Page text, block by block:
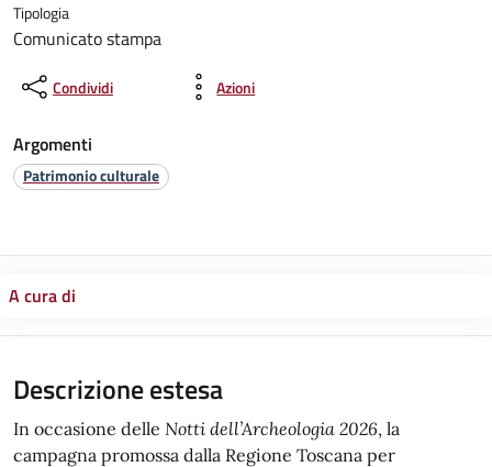
Tipologia
Comunicato stampa
Condividi Azioni
Argomenti
Patrimonio culturale
A cura di
Descrizione estesa
In occasione delle Notti dell’Archeologia 2026, la
campagna promossa dalla Regione Toscana per